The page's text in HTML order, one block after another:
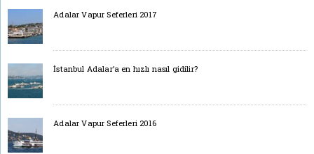
Adalar Vapur Seferleri 2017
İstanbul Adalar’a en hızlı nasıl gidilir?
Adalar Vapur Seferleri 2016